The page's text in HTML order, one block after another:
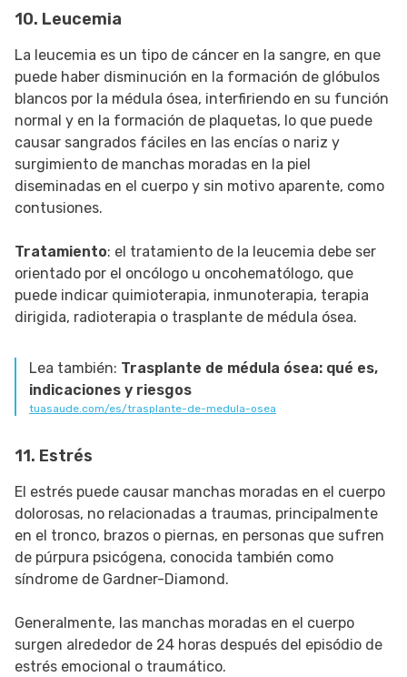
10. Leucemia
La leucemia es un tipo de cáncer en la sangre, en que
puede haber disminución en la formación de glóbulos
blancos por la médula ósea, interfiriendo en su función
normal y en la formación de plaquetas, lo que puede
causar sangrados fáciles en las encías o nariz y
surgimiento de manchas moradas en la piel
diseminadas en el cuerpo y sin motivo aparente, como
contusiones.
Tratamiento: el tratamiento de la leucemia debe ser
orientado por el oncólogo u oncohematólogo, que
puede indicar quimioterapia, inmunoterapia, terapia
dirigida, radioterapia o trasplante de médula ósea.
Lea también: Trasplante de médula ósea: qué es,
indicaciones y riesgos
tuasaude.com/es/trasplante-de-medula-osea
11. Estrés
El estrés puede causar manchas moradas en el cuerpo
dolorosas, no relacionadas a traumas, principalmente
en el tronco, brazos o piernas, en personas que sufren
de púrpura psicógena, conocida también como
síndrome de Gardner-Diamond.
Generalmente, las manchas moradas en el cuerpo
surgen alrededor de 24 horas después del episódio de
estrés emocional o traumático.